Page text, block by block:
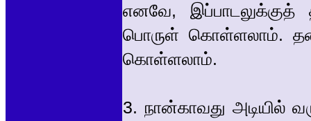
எனவே, இப்பாடலுக்குத்
பொருள் கொள்ளலாம்.
கொள்ளலாம்.
3. நான்காவது